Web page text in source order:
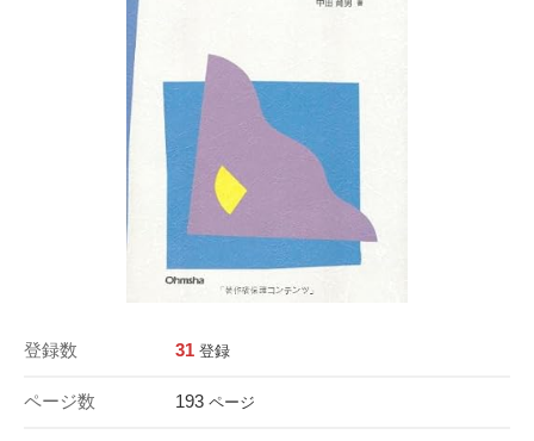
登録数 31 登録
ページ数 193 ページ